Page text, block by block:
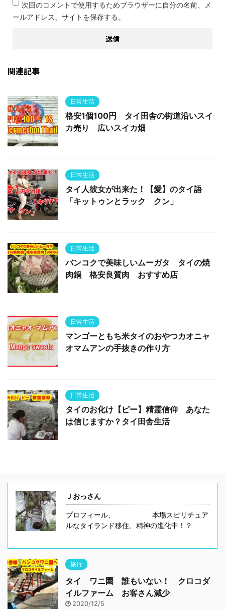
次回のコメントで使用するためブラウザーに自分の名前、メ
ールアドレス、サイトを保存する。
関連記事
日常生活
格安1個100円 タイ田舎の街道沿いスイ
カ売り 広いスイカ畑
日常生活
タイ人彼女が出来た！【愛】のタイ語
「キットゥンとラック クン」
日常生活
バンコクで美味しいムーガタ タイの焼
肉鍋 格安良質肉 おすすめ店
日常生活
マンゴーともち米タイのおやつカオニャ
オマムアンの手抜きの作り方
日常生活
タイのお化け【ピー】精霊信仰 あなた
は信じますか？タイ田舎生活
Ｊおっさん
プロフィール、 本場スピリチュア
ルなタイランド移住、精神の進化中！？
旅行
タイ ワニ園 誰もいない！ クロコダ
イルファーム お客さん減少
2020/12/5